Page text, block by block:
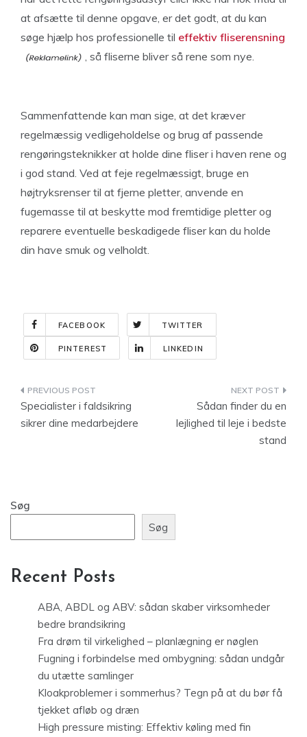
at afsætte til denne opgave, er det godt, at du kan
søge hjælp hos professionelle til effektiv fliserensning
, så fliserne bliver så rene som nye.
Sammenfattende kan man sige, at det kræver
regelmæssig vedligeholdelse og brug af passende
rengøringsteknikker at holde dine fliser i haven rene og
i god stand. Ved at feje regelmæssigt, bruge en
højtryksrenser til at fjerne pletter, anvende en
fugemasse til at beskytte mod fremtidige pletter og
reparere eventuelle beskadigede fliser kan du holde
din have smuk og velholdt.
FACEBOOK TWITTER
PINTEREST LINKEDIN
Indlægsnavigation
Specialister i faldsikring
sikrer dine medarbejdere
Sådan finder du en
lejlighed til leje i bedste
stand
Søg
Søg
Recent Posts
ABA, ABDL og ABV: sådan skaber virksomheder
bedre brandsikring
Fra drøm til virkelighed – planlægning er nøglen
Fugning i forbindelse med ombygning: sådan undgår
du utætte samlinger
Kloakproblemer i sommerhus? Tegn på at du bør få
tjekket afløb og dræn
High pressure misting: Effektiv køling med fin